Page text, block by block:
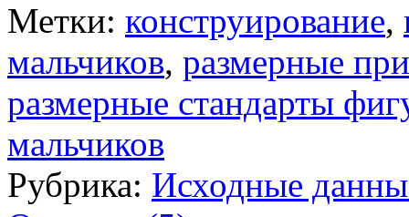
Метки: конструирование,
мальчиков, размерные
размерные стандарты
мальчиков
Рубрика: Исходные